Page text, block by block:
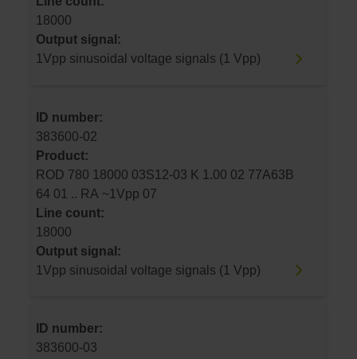
18000
Output signal:
1Vpp sinusoidal voltage signals (1 Vpp)
ID number:
383600-02
Product:
ROD 780 18000 03S12-03 K 1.00 02 77A63B
64 01 .. RA ~1Vpp 07
Line count:
18000
Output signal:
1Vpp sinusoidal voltage signals (1 Vpp)
ID number:
383600-03